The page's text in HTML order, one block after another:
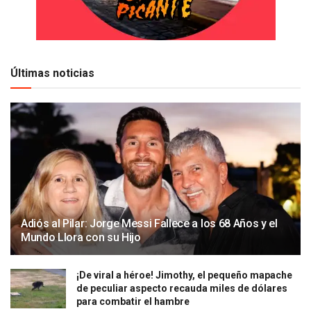
Últimas noticias
Adiós al Pilar: Jorge Messi Fallece a los 68 Años y el
Mundo Llora con su Hijo
¡De viral a héroe! Jimothy, el pequeño mapache
de peculiar aspecto recauda miles de dólares
para combatir el hambre